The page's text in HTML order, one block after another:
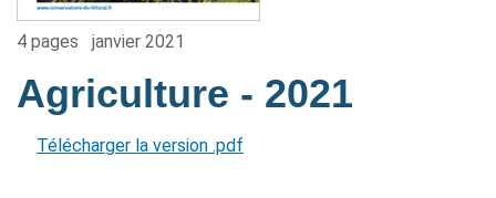
4 pages janvier 2021
Agriculture - 2021
Télécharger la version .pdf